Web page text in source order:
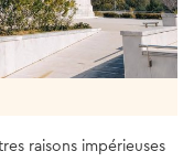
raisons impérieuses